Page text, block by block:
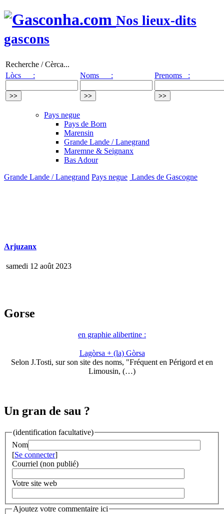
Nos lieux-dits
gascons
Recherche / Cèrca...
Lòcs :
Noms : Prenoms :
Pays negue
Pays de Born
Marensin
Grande Lande / Lanegrand
Maremne & Seignanx
Bas Adour
Grande Lande / Lanegrand Pays negue Landes de Gascogne
Arjuzanx
samedi 12 août 2023
Gorse
en graphie alibertine :
Lagòrsa + (la) Gòrsa
Selon J.Tosti, sur son site des noms, "Fréquent en Périgord et en
Limousin, (…)
Un gran de sau ?
(identification facultative)
Nom
[Se connecter]
Courriel (non publié)
Votre site web
Ajoutez votre commentaire ici